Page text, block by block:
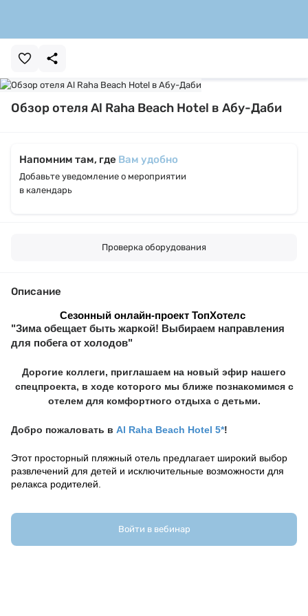
Обзор отеля Al Raha Beach Hotel в Абу-Даби
Напомним там, где Вам удобно
Добавьте уведомление о мероприятии
в календарь
Проверка оборудования
Описание
Сезонный онлайн-проект ТопХотелс
"Зима обещает быть жаркой! Выбираем направления
для побега от холодов"
Дорогие коллеги, приглашаем на новый эфир нашего
спецпроекта, в ходе которого мы ближе познакомимся с
отелем для комфортного отдыха с детьми.
Добро пожаловать в Al Raha Beach Hotel 5*!
Этот просторный пляжный отель предлагает широкий выбор
развлечений для детей и исключительные возможности для
релакса родителей.
В деталях обсудим:
Войти в вебинар